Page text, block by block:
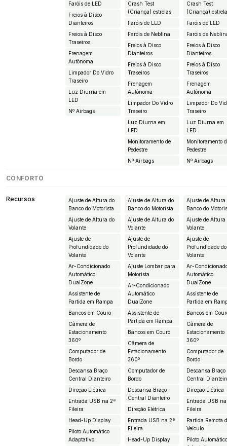
Faróis de LED
Freios à Disco
Dianteiros
Freios à Disco
Traseiros
Frenagem
Autônoma
Limpador Do Vidro
Traseiro
Luz Diurna em
LED
Nº Airbags
Crash Test
(Criança) estrelas
Faróis de LED
Faróis de Neblina
Freios à Disco
Dianteiros
Freios à Disco
Traseiros
Frenagem
Autônoma
Limpador Do Vidro
Traseiro
Luz Diurna em
LED
Monitoramento de
Pedestre
Nº Airbags
Crash Test
(Criança)
Faróis de LED
Faróis de
Freios à Disco
Dianteiros
Freios à Disco
Traseiros
Frenagem
Autônoma
Limpador Do
Traseiro
Luz Diurna em
LED
Monitoramento
Pedestre
Nº Airbags
CONFORTO
Recursos
Ajuste de Altura do
Banco do Motorista
Ajuste de Altura do
Volante
Ajuste de
Profundidade do
Volante
Ar-Condicionado
Automático
DualZone
Assistente de
Partida em Rampa
Bancos em Couro
Câmera de
Estacionamento
360º
Computador de
Bordo
Descansa Braço
Central Dianteiro
Direção Elétrica
Entrada USB na 2ª
Fileira
Head-Up Display
Piloto Automático
Adaptativo
Ajuste de Altura do
Banco do Motorista
Ajuste de Altura do
Volante
Ajuste de
Profundidade do
Volante
Ajuste Lombar para
Motorista
Ar-Condicionado
Automático
DualZone
Assistente de
Partida em Rampa
Bancos em Couro
Câmera de
Estacionamento
360º
Computador de
Bordo
Descansa Braço
Central Dianteiro
Direção Elétrica
Entrada USB na 2ª
Fileira
Head-Up Display
Ajuste de Altura
Banco do
Ajuste de Altura
Volante
Ajuste de
Profundidade do
Volante
Ar-
Automático
DualZone
Assistente de
Partida em
Bancos em
Câmera de
Estacionamento
360º
Computador de
Bordo
Descansa Braço
Central
Direção Elétrica
Entrada USB
Fileira
Partida Remota
Veículo
Piloto